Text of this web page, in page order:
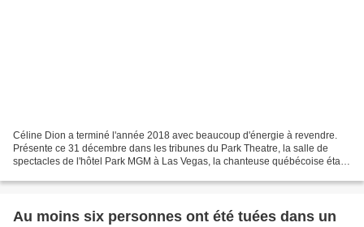
Céline Dion a terminé l'année 2018 avec beaucoup d'énergie à revendre.
Présente ce 31 décembre dans les tribunes du Park Theatre, la salle de
spectacles de l'hôtel Park MGM à Las Vegas, la chanteuse québécoise était
Au moins six personnes ont été tuées dans un